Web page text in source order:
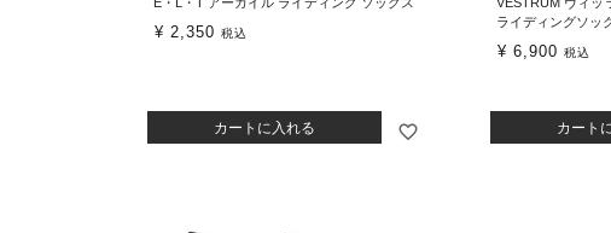
¥ 2,350 税込
カートに入れる
ライディングソッ
¥ 6,900 税込
カート